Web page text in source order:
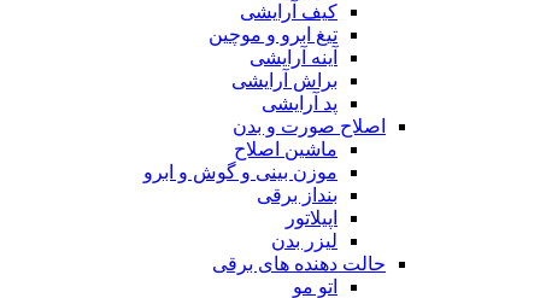
کیف آرایشی
تیغ ابرو و موچین
آینه آرایشی
براش آرایشی
پد آرایشی
اصلاح صورت و بدن
ماشین اصلاح
موزن بینی و گوش و ابرو
بنداز برقی
اپیلاتور
لیزر بدن
حالت دهنده های برقی
اتو مو